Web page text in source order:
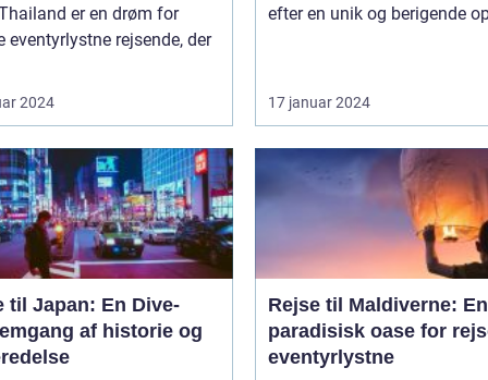
er en drøm for
eventyrlystne rejsende, der
2024
efter en unik og berigende
17 januar 2024
til Japan: En Dive-
af historie og
Rejse til Maldiverne: En
paradisisk oase for
eventyrlystne